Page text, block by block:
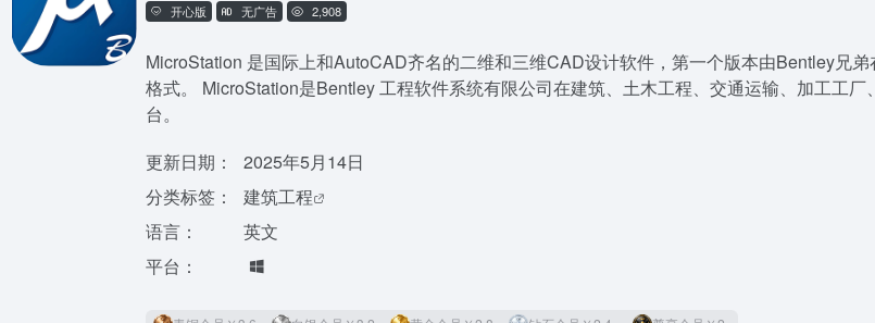
开心版 无广告 2,908
MicroStation 是国际上和AutoCAD齐名的二维和三维CAD设计软件，第一个版本由Bentley兄
格式。 MicroStation是Bentley 工程软件系统有限公司在建筑、土木工程、交通运输、加工工
台。
更新日期：
2025年5月14日
分类标签：
建筑工程
语言：
英文
平台：